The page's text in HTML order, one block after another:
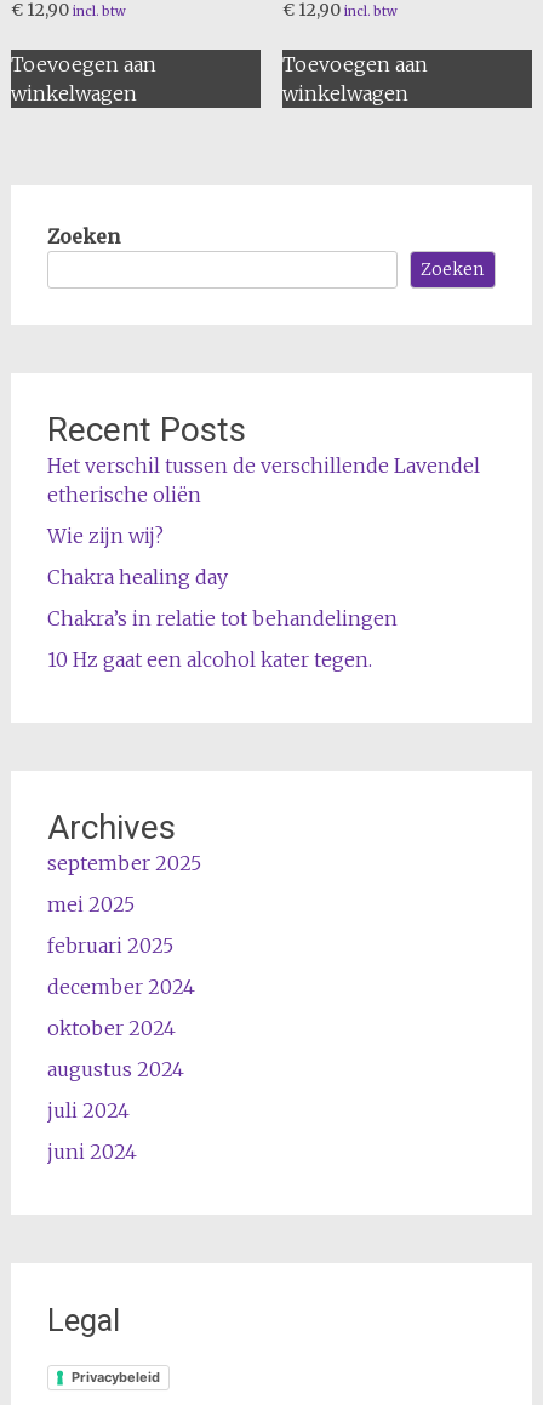
€12,90 incl. btw
Toevoegen aan
winkelwagen
€12,90 incl. btw
Toevoegen aan
winkelwagen
Zoeken
Zoeken
Recent Posts
Het verschil tussen de verschillende Lavendel
etherische oliën
Wie zijn wij?
Chakra healing day
Chakra’s in relatie tot behandelingen
10 Hz gaat een alcohol kater tegen.
Archives
september 2025
mei 2025
februari 2025
december 2024
oktober 2024
augustus 2024
juli 2024
juni 2024
Legal
Privacybeleid